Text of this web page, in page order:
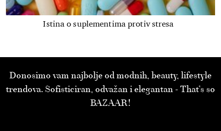
Istina o suplementima protiv stresa
Donosimo vam najbolje od modnih, beauty, lifestyle
trendova. Sofisticiran, odvažan i elegantan - That’s so
BAZAAR!